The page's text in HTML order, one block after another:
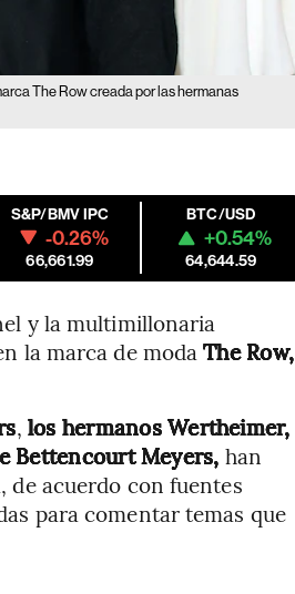
The Row creada por las hermanas
S&P/BMV IPC
-0.26%
66,661.99
BTC/USD
+0.54%
64,644.59
y la multimillonaria
la marca de modaThe Row,
, los hermanos Wertheimer,
Bettencourt Meyers, han
acuerdo con fuentes
para comentar temas que